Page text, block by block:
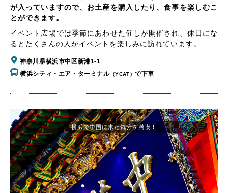
が入っていますので、お土産を購入したり、食事を楽しむこ
とができます。
イベント広場では季節にあわせた催しが開催され、休日にな
るとたくさんの人がイベントを楽しみに訪れています。
神奈川県横浜市中区新港1-1
横浜シティ・エア・ターミナル（YCAT）で下車
横浜で中国に来た気分を満喫！